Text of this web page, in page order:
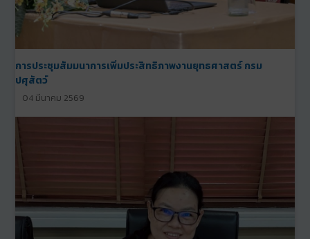
การประชุมสัมมนาการเพิ่มประสิทธิภาพงานยุทธศาสตร์ กรม
ปศุสัตว์
04 มีนาคม 2569